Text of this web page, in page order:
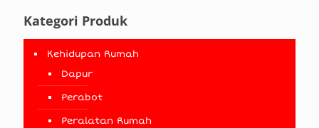
Kategori Produk
Kehidupan Rumah
Dapur
Perabot
Peralatan Rumah